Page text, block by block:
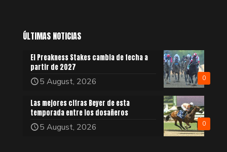
ÚLTIMAS NOTICIAS
0
El Preakness Stakes cambia de fecha a
partir de 2027
5 August, 2026
0
Las mejores cifras Beyer de esta
temporada entre los dosañeros
5 August, 2026